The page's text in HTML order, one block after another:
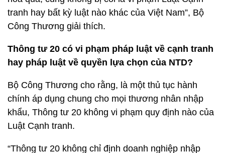
tranh hay bất kỳ luật nào khác của Việt Nam”, Bộ
Công Thương giải thích.
Thông tư 20 có vi phạm pháp luật về cạnh tranh
hay pháp luật về quyền lựa chọn của NTD?
Bộ Công Thương cho rằng, là một thủ tục hành
chính áp dụng chung cho mọi thương nhân nhập
khẩu, Thông tư 20 không vi phạm quy định nào của
Luật Cạnh tranh.
“Thông tư 20 không chỉ định doanh nghiệp nhập